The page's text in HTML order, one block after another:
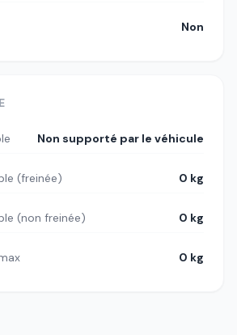
Non
Non supporté par le véhicule
(freinée) 0 kg
(non freinée) 0 kg
0 kg